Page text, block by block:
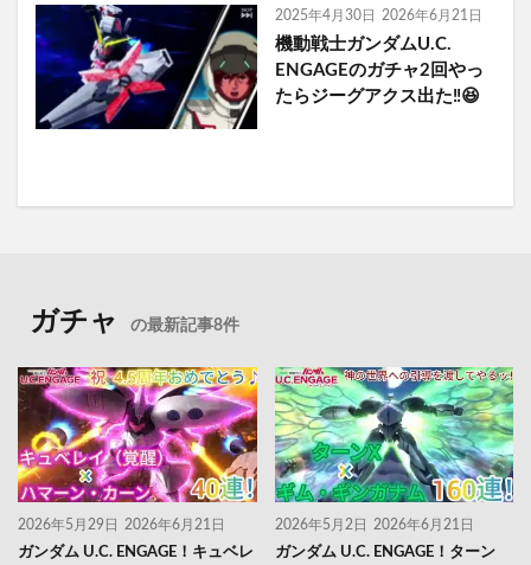
2025年4月30日 2026年6月21日
機動戦士ガンダムU.C.
ENGAGEのガチャ2回やっ
たらジーグアクス出た‼️😆
ガチャ の最新記事8件
2026年5月29日 2026年6月21日
ガンダム U.C. ENGAGE！キュベレ
2026年5月2日 2026年6月21日
ガンダム U.C. ENGAGE！ターン